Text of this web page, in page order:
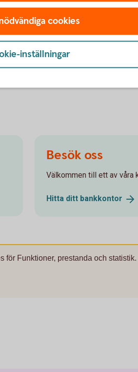
Försäkring arbetar
nedan.
Besök oss
Välkommen till ett av våra
Hitta ditt bankkontor
för Funktioner, prestanda och statistik.
cookies
inställningar